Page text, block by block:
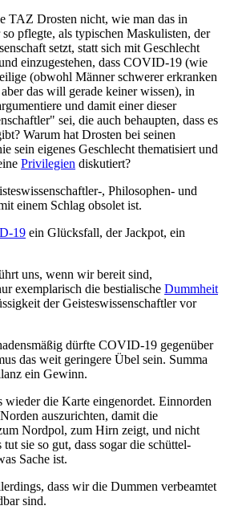
TAZ Drosten nicht, wie man das in
pflegte, als typischen Maskulisten, der
setzt, statt sich mit Geschlecht
ein­zu­gestehen, dass COVID-19 (wie
(obwohl Männer schwerer erkranken
das will gerade keiner wissen), in
und damit einer dieser
sei, die auch behaupten, dass es
Warum hat Drosten bei seinen
sein eigenes Geschlecht thematisiert und
Privilegien diskutiert?
, Philosophen- und
einem Schlag obsolet ist.
19 ein Glücksfall, der Jackpot, ein
uns, wenn wir bereit sind,
exemplarisch die bestialische Dummheit
der Geistes­wissen­schaftler vor
dürfte COVID-19 gegenüber
das weit geringere Übel sein. Summa
ein Gewinn.
wieder die Karte eingenordet. Einnorden
auszurichten, damit die
Nordpol, zum Hirn zeigt, und nicht
tut sie so gut, dass sogar die schüttel­
Sache ist.
dass wir die Dummen verbeamtet
sind.